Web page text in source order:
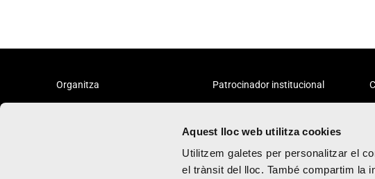
Aquest lloc web utilitza cookies
Utilitzem galetes per personalitzar el
el trànsit del lloc. També compartim la
Organitza Patrocinador institucional